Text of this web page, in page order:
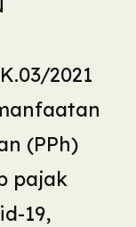
2021
(PPh)
pajak
19,